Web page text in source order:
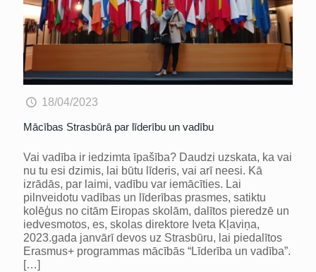
18/04/2023
Mācības Strasbūrā par līderību un vadību
Vai vadība ir iedzimta īpašība? Daudzi uzskata, ka vai
nu tu esi dzimis, lai būtu līderis, vai arī neesi. Kā
izrādās, par laimi, vadību var iemācīties. Lai
pilnveidotu vadības un līderības prasmes, satiktu
kolēģus no citām Eiropas skolām, dalītos pieredzē un
iedvesmotos, es, skolas direktore Iveta Kļaviņa,
2023.gada janvārī devos uz Strasbūru, lai piedalītos
Erasmus+ programmas mācībās “Līderība un vadība”.
[…]